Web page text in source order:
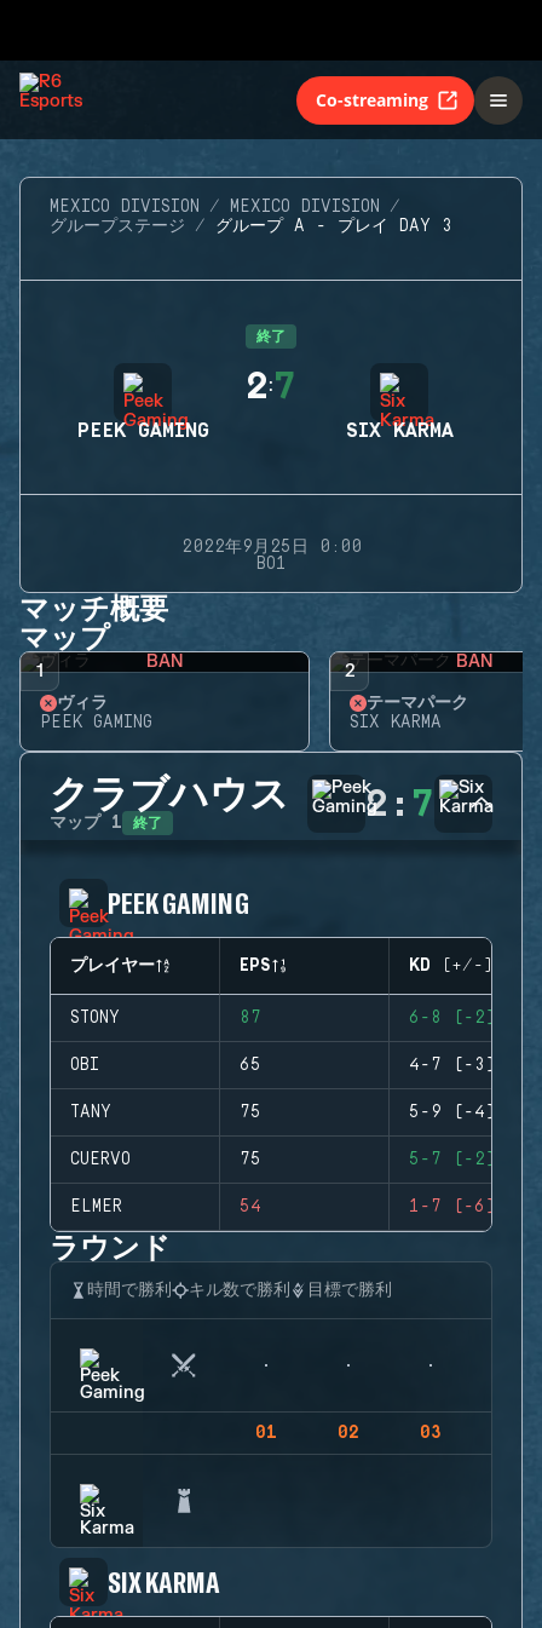
Co-streaming
MEXICO DIVISION
MEXICO DIVISION
グループステージ
グループ A - プレイ DAY 3
終了
PEEK GAMING
2:7
SIX KARMA
2022年9月25日 0:00
BO1
マッチ概要
マップ
1 BAN
ヴィラ
PEEK GAMING
2 BAN
テーマパーク
SIX KARMA
クラブハウス
マップ 1 終了 2 : 7
PEEK GAMING
プレイヤー EPS KD (+/-)
STONY 87 6-8 (-2)
OBI 65 4-7 (-3)
TANY 75 5-9 (-4)
CUERVO 75 5-7 (-2)
ELMER 54 1-7 (-6)
ラウンド
時間で勝利 キル数で勝利 目標で勝利
01 02 03
SIX KARMA